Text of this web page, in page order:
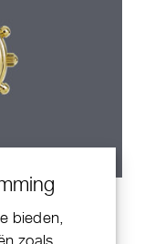
bieden,
zoals